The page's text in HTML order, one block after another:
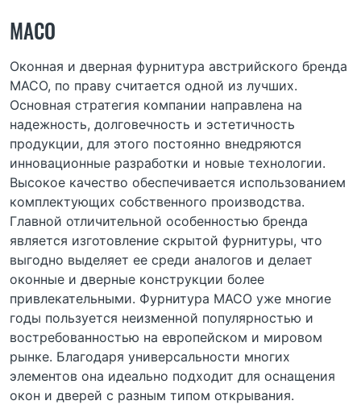
MACO
Оконная и дверная фурнитура австрийского бренда
MACO, по праву считается одной из лучших.
Основная стратегия компании направлена на
надежность, долговечность и эстетичность
продукции, для этого постоянно внедряются
инновационные разработки и новые технологии.
Высокое качество обеспечивается использованием
комплектующих собственного производства.
Главной отличительной особенностью бренда
является изготовление скрытой фурнитуры, что
выгодно выделяет ее среди аналогов и делает
оконные и дверные конструкции более
привлекательными. Фурнитура MACO уже многие
годы пользуется неизменной популярностью и
востребованностью на европейском и мировом
рынке. Благодаря универсальности многих
элементов она идеально подходит для оснащения
окон и дверей с разным типом открывания.